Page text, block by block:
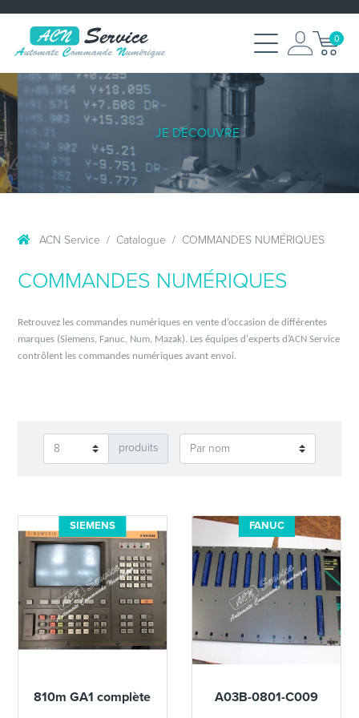
0
JE DÉCOUVRE
ACN Service Catalogue COMMANDES NUMÉRIQUES
COMMANDES NUMÉRIQUES
Retrouvez les commandes numériques en vente d’occasion de différentes
marques (Siemens, Fanuc, Num, Mazak). Les équipes d'experts d’ACN Service
contrôlent les commandes numériques avant envoi.
produits
SIEMENS
810m GA1 complète
FANUC
A03B-0801-C009